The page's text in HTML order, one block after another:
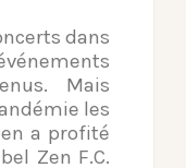
dans
Mais
les
en a profité
Zen F.C.